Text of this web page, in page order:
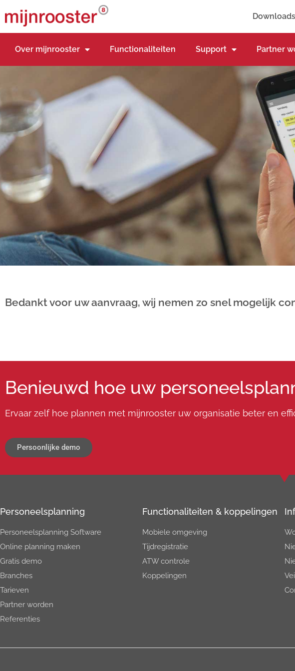
Downloads
Over mijnrooster Functionaliteiten Support Partner
Bedankt
Bedankt voor uw aanvraag, wij nemen zo snel mogelijk
Benieuwd hoe uw
Ervaar zelf hoe plannen met mijnrooster uw organisatie beter en
Persoonlijke demo
Personeels­planning
Personeelsplanning Software
Online planning maken
Gratis demo
Branches
Tarieven
Partner worden
Referenties
Functionaliteiten & koppelingen
Mobiele omgeving
Tijdregistratie
ATW controle
Koppelingen